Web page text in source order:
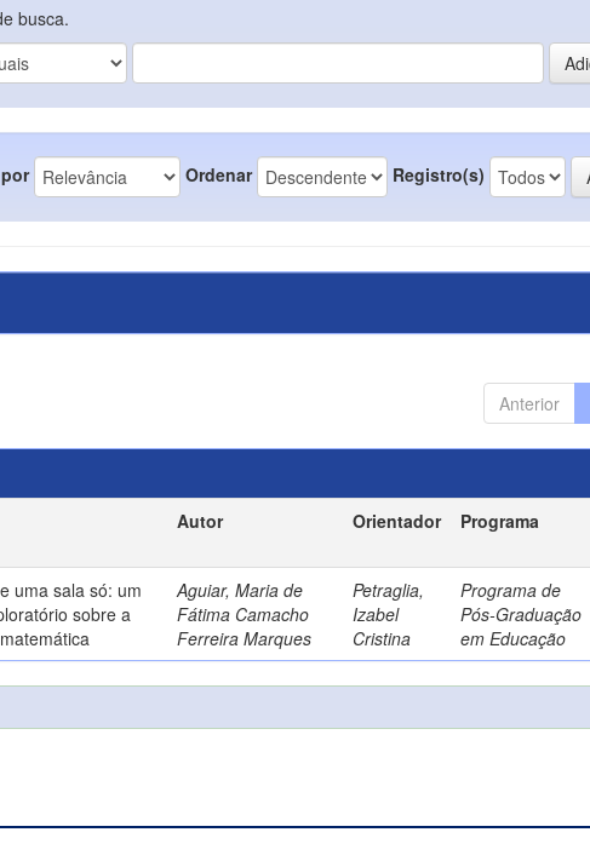
busca.
Ordenar Registro(s)
Anterior
Autor Orientador Programa
uma sala só: um
sobre a
Aguiar, Maria de
Fátima Camacho
Ferreira Marques
Petraglia,
Izabel
Cristina
Programa de
Pós-Graduação
em Educação